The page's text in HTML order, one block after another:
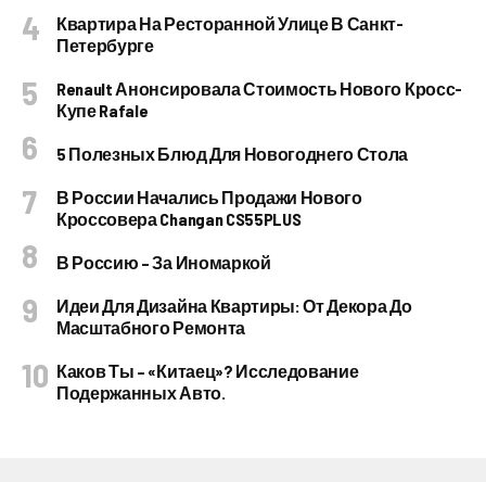
Квартира На Ресторанной Улице В Санкт-
Петербурге
Renault Анонсировала Стоимость Нового Кросс-
Купе Rafale
5 Полезных Блюд Для Новогоднего Стола
В России Начались Продажи Нового
Кроссовера Changan CS55PLUS
В Россию – За Иномаркой
Идеи Для Дизайна Квартиры: От Декора До
Масштабного Ремонта
Каков Ты – «китаец»? Исследование
Подержанных Авто.